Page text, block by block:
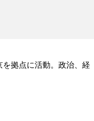
拠点に活動。政治、経